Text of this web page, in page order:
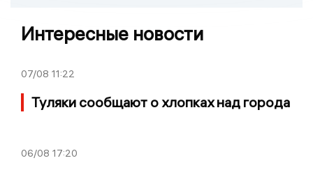
Интересные новости
07/08 11:22
Туляки сообщают о хлопках над города
06/08 17:20